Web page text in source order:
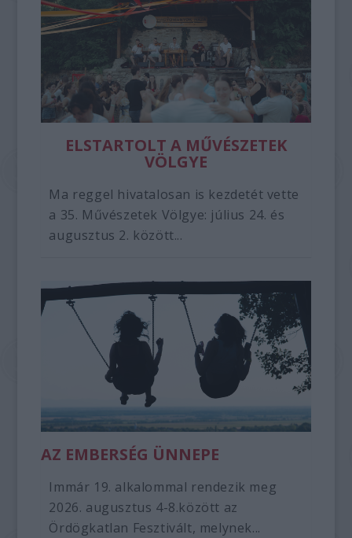
ELSTARTOLT A MŰVÉSZETEK
VÖLGYE
Ma reggel hivatalosan is kezdetét vette
a 35. Művészetek Völgye: július 24. és
augusztus 2. között...
AZ EMBERSÉG ÜNNEPE
Immár 19. alkalommal rendezik meg
2026. augusztus 4-8.között az
Ördögkatlan Fesztivált, melynek...